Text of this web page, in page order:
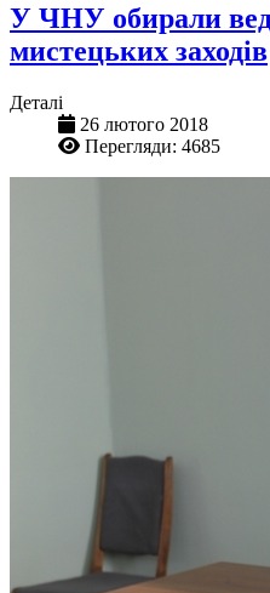
У ЧНУ обирали
мистецьких заходів
Деталі
26 лютого 2018
Перегляди: 4685